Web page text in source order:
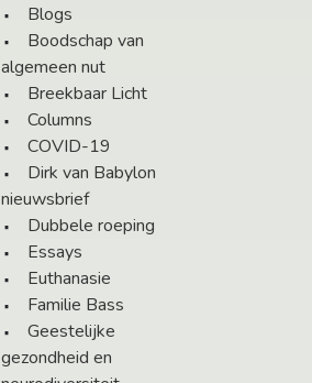
Blogs
Boodschap van
algemeen nut
Breekbaar Licht
Columns
COVID-19
Dirk van Babylon
nieuwsbrief
Dubbele roeping
Essays
Euthanasie
Familie Bass
Geestelijke
gezondheid en